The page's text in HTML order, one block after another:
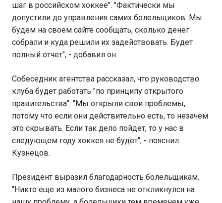
шаг в российском хоккее". "Фактически мы
допустили до управления самих болельщиков. Мы
будем на своем сайте сообщать, сколько денег
собрали и куда решили их задействовать. Будет
полный отчет", - добавил он.
Собеседник агентства рассказал, что руководство
клуба будет работать "по принципу открытого
правительства". "Мы открыли свои проблемы,
потому что если они действительно есть, то незачем
это скрывать. Если так дело пойдет, то у нас в
следующем году хоккея не будет", - пояснил
Кузнецов.
Президент выразил благодарность болельщикам.
"Никто еще из малого бизнеса не откликнулся на